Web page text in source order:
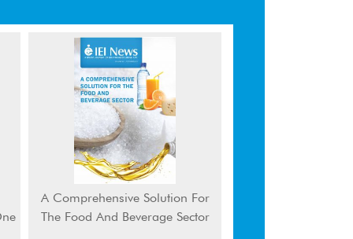
A Comprehensive Solution For
The Food And Beverage Sector